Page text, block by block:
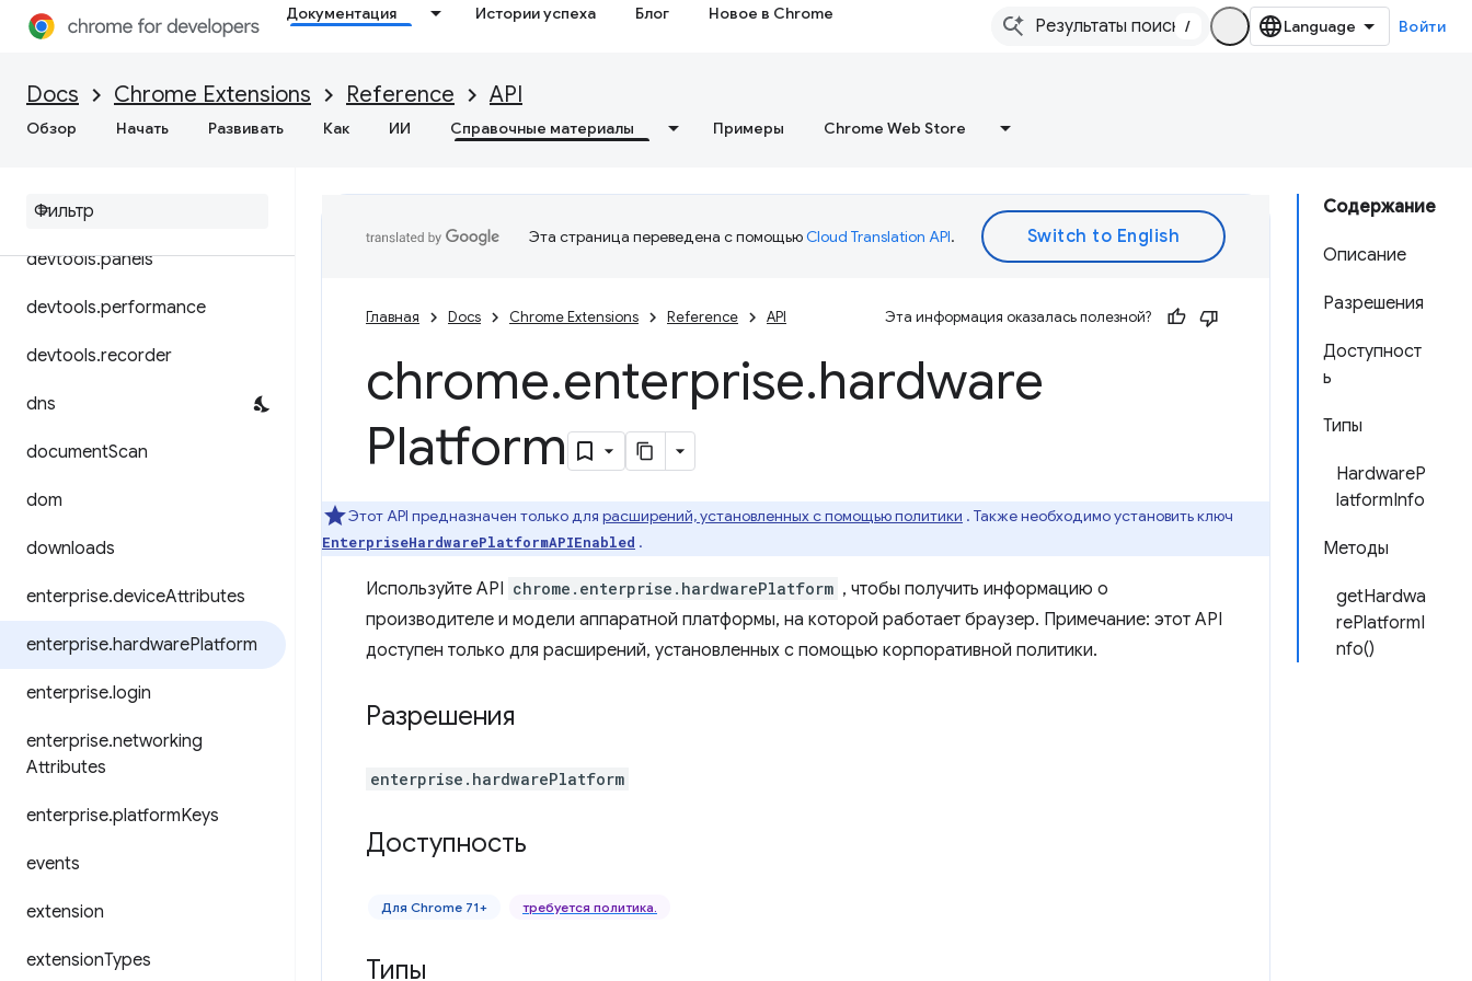
Документация Истории успеха Блог Новое в Chrome
/ Войти
Docs Chrome Extensions Reference API
Обзор Начать Развивать Как ИИ Справочные материалы Примеры Chrome Web Store
declarativeContent
devtools
devtools.panels
devtools.performance
devtools.recorder
dns
documentScan
dom
downloads
enterprise.deviceAttributes
enterprise.hardwarePlatform
enterprise.login
enterprise.networking
Attributes
enterprise.platformKeys
events
extension
extensionTypes
Содержание
Описание
Разрешения
Доступност
ь
Типы
HardwareP
latformInfo
Методы
getHardwa
rePlatformI
nfo()
Эта страница переведена с помощьюCloud Translation API.
Главная Docs Chrome Extensions Reference API Эта информация оказалась полезной?
chrome.enterprise.hardware
Platform
Этот API предназначен только для расширений, установленных с помощью политики . Также необходимо установить ключ
EnterpriseHardwarePlatformAPIEnabled .
Используйте API chrome.enterprise.hardwarePlatform , чтобы получить информацию о
производителе и модели аппаратной платформы, на которой работает браузер. Примечание: этот API
доступен только для расширений, установленных с помощью корпоративной политики.
Разрешения
enterprise.hardwarePlatform
Доступность
Для Chrome 71+ требуется политика.
Типы